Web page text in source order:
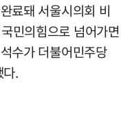
료돼 서울시의회 비
민의힘으로 넘어가면
수가 더불어민주당
.